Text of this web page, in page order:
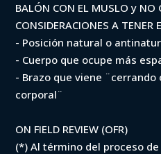
BALÓN CON EL MUSLO y NO
CONSIDERACIONES A TENER
- Posición natural o
- Cuerpo que ocupe más
- Brazo que viene
corporal¨
ON FIELD REVIEW (OFR)
(*) Al término del proceso